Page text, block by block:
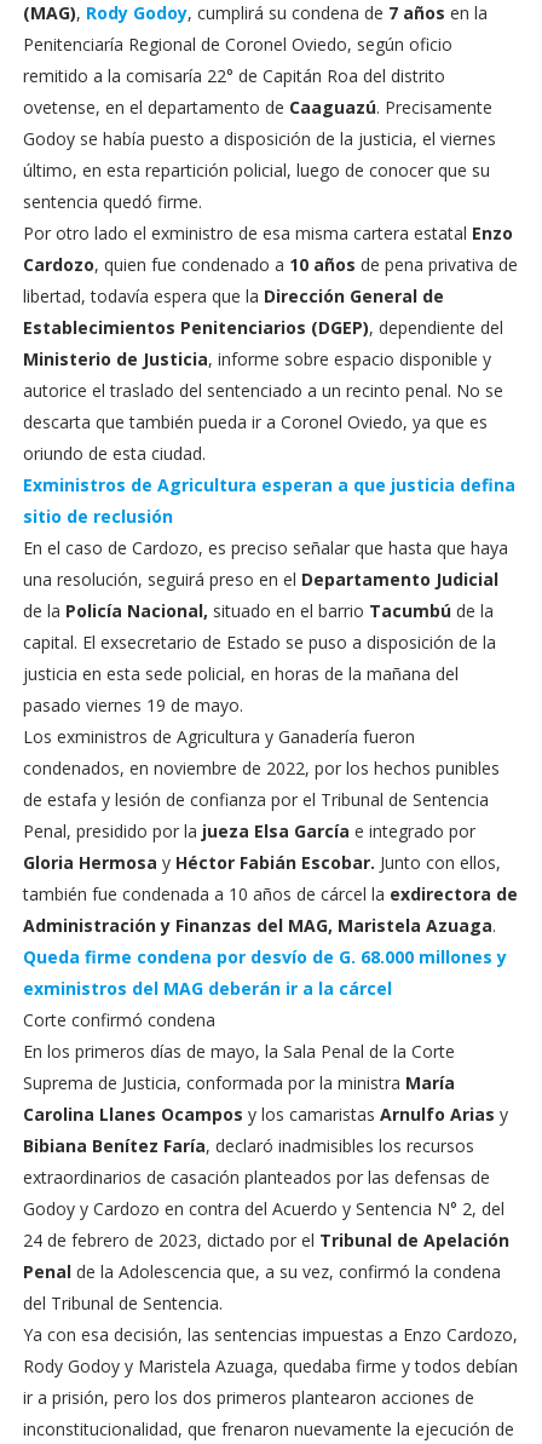
(MAG), Rody Godoy, cumplirá su condena de 7 años en la
Penitenciaría Regional de Coronel Oviedo, según oficio
remitido a la comisaría 22° de Capitán Roa del distrito
ovetense, en el departamento de Caaguazú. Precisamente
Godoy se había puesto a disposición de la justicia, el viernes
último, en esta repartición policial, luego de conocer que su
sentencia quedó firme.
Por otro lado el exministro de esa misma cartera estatal Enzo
Cardozo, quien fue condenado a 10 años de pena privativa de
libertad, todavía espera que la Dirección General de
Establecimientos Penitenciarios (DGEP), dependiente del
Ministerio de Justicia, informe sobre espacio disponible y
autorice el traslado del sentenciado a un recinto penal. No se
descarta que también pueda ir a Coronel Oviedo, ya que es
oriundo de esta ciudad.
Exministros de Agricultura esperan a que justicia defina
sitio de reclusión
En el caso de Cardozo, es preciso señalar que hasta que haya
una resolución, seguirá preso en el Departamento Judicial
de la Policía Nacional, situado en el barrio Tacumbúde la
capital. El exsecretario de Estado se puso a disposición de la
justicia en esta sede policial, en horas de la mañana del
pasado viernes 19 de mayo.
Los exministros de Agricultura y Ganadería fueron
condenados, en noviembre de 2022, por los hechos punibles
de estafa y lesión de confianza por el Tribunal de Sentencia
Penal, presidido por la jueza Elsa García e integrado por
Gloria Hermosa y Héctor Fabián Escobar. Junto con ellos,
también fue condenada a 10 años de cárcel la exdirectora de
Administración y Finanzas del MAG, Maristela Azuaga.
Queda firme condena por desvío de G. 68.000 millones y
exministros del MAG deberán ir a la cárcel
Corte confirmó condena
En los primeros días de mayo, la Sala Penal de la Corte
Suprema de Justicia, conformada por la ministra María
Carolina Llanes Ocampos y los camaristas Arnulfo Arias y
Bibiana Benítez Faría, declaró inadmisibles los recursos
extraordinarios de casación planteados por las defensas de
Godoy y Cardozo en contra del Acuerdo y Sentencia N° 2, del
24 de febrero de 2023, dictado por el Tribunal de Apelación
Penalde la Adolescencia que, a su vez, confirmó la condena
del Tribunal de Sentencia.
Ya con esa decisión, las sentencias impuestas a Enzo Cardozo,
Rody Godoy y Maristela Azuaga, quedaba firme y todos debían
ir a prisión, pero los dos primeros plantearon acciones de
inconstitucionalidad, que frenaron nuevamente la ejecución de